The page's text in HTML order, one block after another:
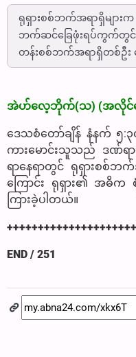
ရုရှားစစ်ဘက်အရာရှိများ
ဘက်ဆင်ခြေဖုံးရပ်ကွက်တွင်
တန်းစစ်ဘက်အရာရှိတစ်ဦး
အဲဟ်လေ့ဘိုက်(သ) (အလိုင်ဟေ
ဒေသစံတော်ချိန် နံနက် ၅:၃
ကားမောင်းသူသည် ဒဏ်ရာမ
ရာနေရာတွင် ရုရှားစစ်
ကြောင်း ရုရှား၏ အဓိက
ကြားခဲ့ပါတယ်။
END / 251